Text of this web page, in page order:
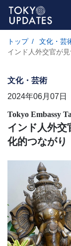
トップ / 文化・芸
インド人外交官が
文化・芸術
2024年06月07日
Tokyo Embassy
インド人外交
化的つながり